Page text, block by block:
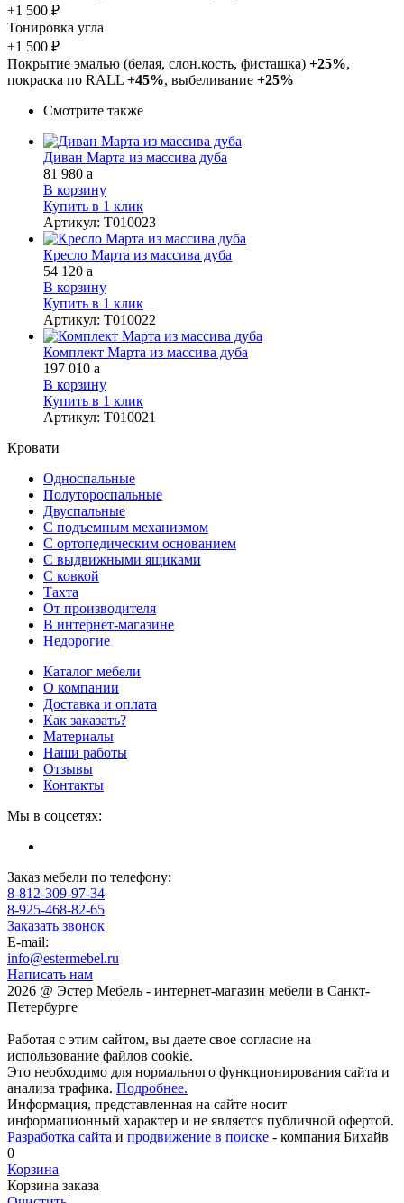
+1 500 ₽
Тонировка угла
+1 500 ₽
Покрытие эмалью (белая, слон.кость, фисташка) +25%,
покраска по RALL +45%, выбеливание +25%
Смотрите также
Диван Марта из массива дуба
81 980 a
В корзину
Купить в 1 клик
Артикул: Т010023
Кресло Марта из массива дуба
54 120 a
В корзину
Купить в 1 клик
Артикул: Т010022
Комплект Марта из массива дуба
197 010 a
В корзину
Купить в 1 клик
Артикул: Т010021
Кровати
Односпальные
Полутороспальные
Двуспальные
С подъемным механизмом
С ортопедическим основанием
С выдвижными ящиками
С ковкой
Тахта
От производителя
В интернет-магазине
Недорогие
Каталог мебели
О компании
Доставка и оплата
Как заказать?
Материалы
Наши работы
Отзывы
Контакты
Мы в соцсетях:
Заказ мебели по телефону:
8-812-309-97-34
8-925-468-82-65
Заказать звонок
E-mail:
info@estermebel.ru
Написать нам
2026 @ Эстер Мебель - интернет-магазин мебели в Санкт-
Петербурге
Работая с этим сайтом, вы даете свое согласие на
использование файлов cookie.
Это необходимо для нормального функционирования сайта и
анализа трафика. Подробнее.
Информация, представленная на сайте носит
информационный характер и не является публичной офертой.
Разработка сайта и продвижение в поиске - компания Бихайв
0
Корзина
Корзина заказа